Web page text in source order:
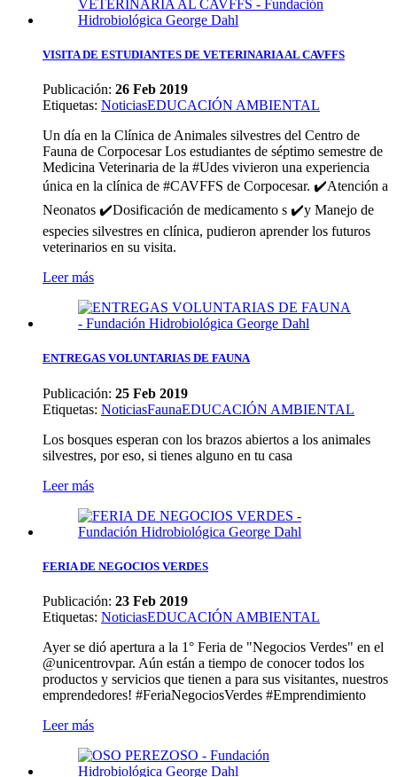
VISITA DE ESTUDIANTES DE VETERINARIA AL CAVFFS
Publicación: 26 Feb 2019
Etiquetas: NoticiasEDUCACIÓN AMBIENTAL
Un día en la Clínica de Animales silvestres del Centro de
Fauna de Corpocesar Los estudiantes de séptimo semestre de
Medicina Veterinaria de la #Udes vivieron una experiencia
única en la clínica de #CAVFFS de Corpocesar. ✔️Atención a
Neonatos ✔️Dosificación de medicamento s ✔️y Manejo de
especies silvestres en clínica, pudieron aprender los futuros
veterinarios en su visita.
Leer más
ENTREGAS VOLUNTARIAS DE FAUNA
Publicación: 25 Feb 2019
Etiquetas: NoticiasFaunaEDUCACIÓN AMBIENTAL
Los bosques esperan con los brazos abiertos a los animales
silvestres, por eso, si tienes alguno en tu casa
Leer más
FERIA DE NEGOCIOS VERDES
Publicación: 23 Feb 2019
Etiquetas: NoticiasEDUCACIÓN AMBIENTAL
Ayer se dió apertura a la 1° Feria de "Negocios Verdes" en el
@unicentrovpar. Aún están a tiempo de conocer todos los
productos y servicios que tienen a para sus visitantes, nuestros
emprendedores! #FeriaNegociosVerdes #Emprendimiento
Leer más